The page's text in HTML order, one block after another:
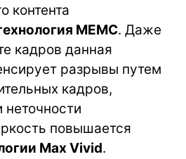
контента
MEMC. Даже
кадров данная
разрывы путем
кадров,
повышается
Max Vivid.